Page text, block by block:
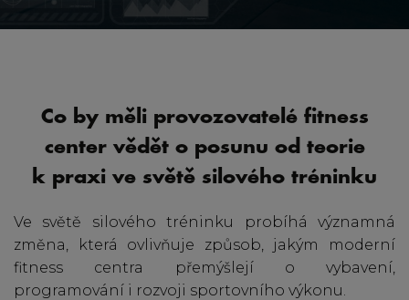
Co by měli provozovatelé fitness
center vědět o posunu od teorie
k praxi ve světě silového tréninku
Ve světě silového tréninku probíhá významná
změna, která ovlivňuje způsob, jakým moderní
fitness centra přemýšlejí o vybavení,
programování i rozvoji sportovního výkonu.